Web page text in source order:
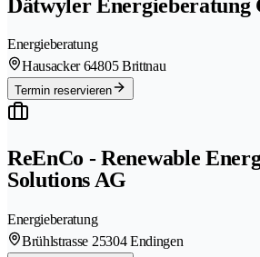
Dätwyler Energieberatung
Energieberatung
Hausacker 64805 Brittnau
Termin reservieren
ReEnCo - Renewable
Solutions AG
Energieberatung
Brühlstrasse 25304 Endingen